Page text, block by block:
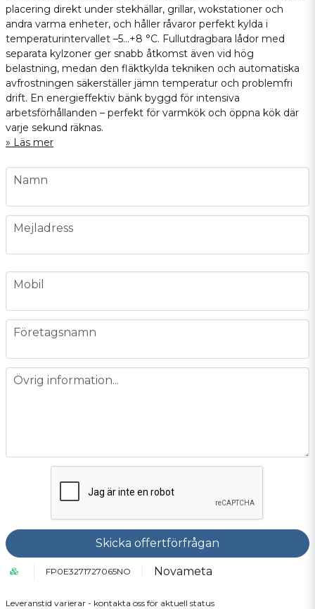
placering direkt under stekhällar, grillar, wokstationer och
andra varma enheter, och håller råvaror perfekt kylda i
temperaturintervallet –5…+8 °C. Fullutdragbara lådor med
separata kylzoner ger snabb åtkomst även vid hög
belastning, medan den fläktkylda tekniken och automatiska
avfrostningen säkerställer jämn temperatur och problemfri
drift. En energieffektiv bänk byggd för intensiva
arbetsförhållanden – perfekt för varmkök och öppna kök där
varje sekund räknas.
Läs mer
name
Namn
email
Mejladress
phone
Mobil
company
Företagsnamn
message
Övrig information...
Skicka offertförfrågan
FP0E3271727065NO Novameta
Leveranstid varierar - kontakta oss för aktuell status